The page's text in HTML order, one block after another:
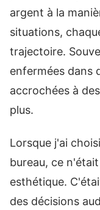
argent à la
situations,
trajectoire.
enfermées dans
accrochées à
plus.
Lorsque j'ai
bureau, ce
esthétique.
des décisions